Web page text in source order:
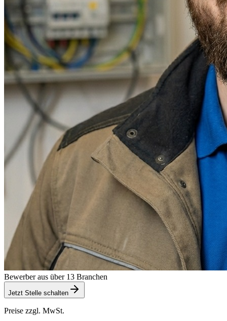
Bewerber aus über 13 Branchen
Jetzt Stelle schalten
Preise zzgl. MwSt.